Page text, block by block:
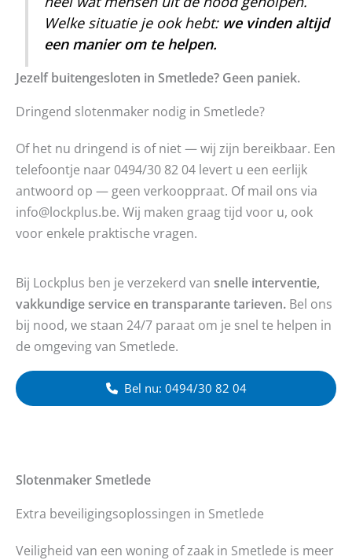
Welke situatie je ook hebt: we vinden altijd
een manier om te helpen.
Jezelf buitengesloten in Smetlede? Geen paniek.
Dringend slotenmaker nodig in Smetlede?
Of het nu dringend is of niet — wij zijn bereikbaar. Een
telefoontje naar 0494/30 82 04 levert u een eerlijk
antwoord op — geen verkooppraat. Of mail ons via
info@lockplus.be. Wij maken graag tijd voor u, ook
voor enkele praktische vragen.
Bij Lockplus ben je verzekerd van snelle interventie,
vakkundige service en transparante tarieven. Bel ons
bij nood, we staan 24/7 paraat om je snel te helpen in
de omgeving van Smetlede.
Bel nu: 0494/30 82 04
SlotenmakerSmetlede
Extra beveiligingsoplossingen in Smetlede
Veiligheid van een woning of zaak in Smetlede is meer